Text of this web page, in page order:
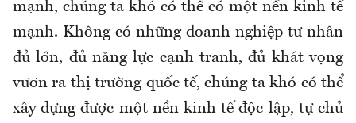
mạnh, chúng ta khó có thể có một nền kinh tế
mạnh. Không có những doanh nghiệp tư nhân
đủ lớn, đủ năng lực cạnh tranh, đủ khát vọng
vươn ra thị trường quốc tế, chúng ta khó có thể
xây dựng được một nền kinh tế độc lập, tự chủ